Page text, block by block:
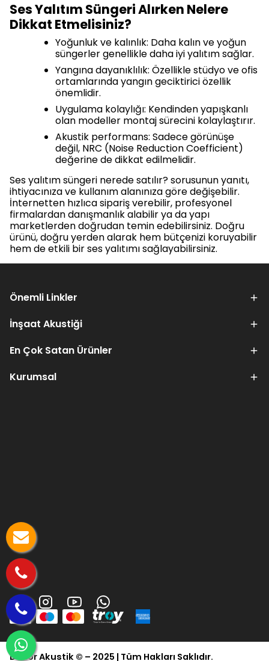
Ses Yalıtım Süngeri Alırken Nelere
Dikkat Etmelisiniz?
Yoğunluk ve kalınlık: Daha kalın ve yoğun
süngerler genellikle daha iyi yalıtım sağlar.
Yangına dayanıklılık: Özellikle stüdyo ve ofis
ortamlarında yangın geciktirici özellik
önemlidir.
Uygulama kolaylığı: Kendinden yapışkanlı
olan modeller montaj sürecini kolaylaştırır.
Akustik performans: Sadece görünüşe
değil, NRC (Noise Reduction Coefficient)
değerine de dikkat edilmelidir.
Ses yalıtım süngeri nerede satılır? sorusunun yanıtı,
ihtiyacınıza ve kullanım alanınıza göre değişebilir.
İnternetten hızlıca sipariş verebilir, profesyonel
firmalardan danışmanlık alabilir ya da yapı
marketlerden doğrudan temin edebilirsiniz. Doğru
ürünü, doğru yerden alarak hem bütçenizi koruyabilir
hem de etkili bir ses yalıtımı sağlayabilirsiniz.
Önemli Linkler
İnşaat Akustiği
En Çok Satan Ürünler
Kurumsal
Dekor Akustik © – 2025 | Tüm Hakları Saklıdır.